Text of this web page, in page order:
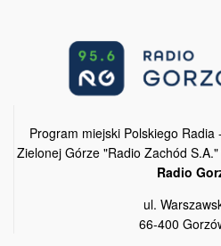
Program miejski Polskiego Radia
Zielonej Górze "Radio Zachód
Radio
ul.
66-400